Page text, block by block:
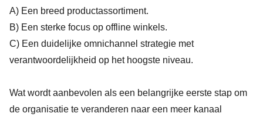
A) Een breed productassortiment.
B) Een sterke focus op offline winkels.
C) Een duidelijke omnichannel strategie met
verantwoordelijkheid op het hoogste niveau.
Wat wordt aanbevolen als een belangrijke eerste stap om
de organisatie te veranderen naar een meer kanaal